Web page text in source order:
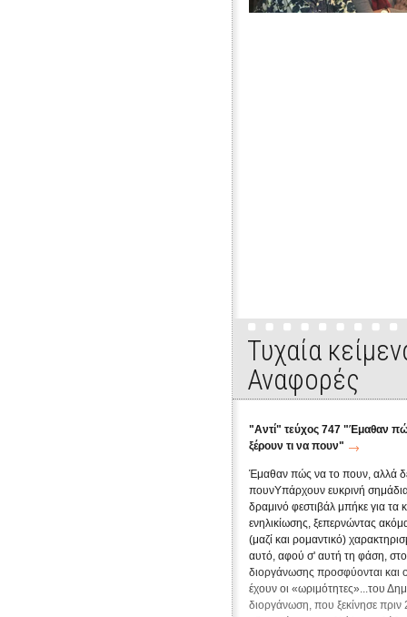
Εκπομπή 1η: "Έλα να σου πω". Συνέντευξη με
Τυχαία
Αναφορές
"Αντί" τεύχος 747 "Έμαθαν
ξέρουν τι να πουν"
Έμαθαν πώς να το πουν, αλλά
πουνΥπάρχουν ευκρινή
δραμινό φεστιβάλ μπήκε για τα
ενηλικίωσης, ξεπερνώντας
(μαζί και ρομαντικό)
αυτό, αφού σ' αυτή τη φάση,
διοργάνωσης προσφύονται και
έχουν οι «ωριμότητες»...του
διοργάνωση, που ξεκίνησε πριν